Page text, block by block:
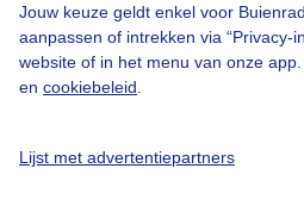
Jouw keuze geldt enkel voor
aanpassen of intrekken via “Privacy-
website of in het menu van onze
en cookiebeleid
Lijst met advertentiepartners
Adverteren
Buienradar Team
Cookie beleid